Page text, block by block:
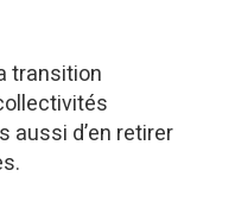
transition
aussi d’en retirer